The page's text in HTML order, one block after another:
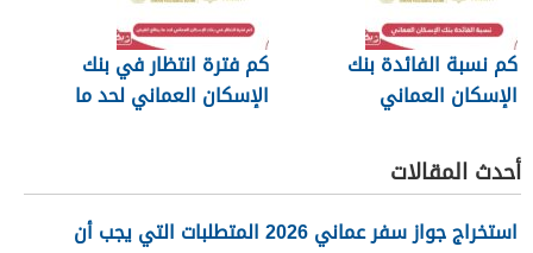
كم نسبة الفائدة بنك
الإسكان العماني
كم فترة انتظار في بنك
الإسكان العماني لحد ما
أحدث المقالات
استخراج جواز سفر عماني 2026 المتطلبات التي يجب أن